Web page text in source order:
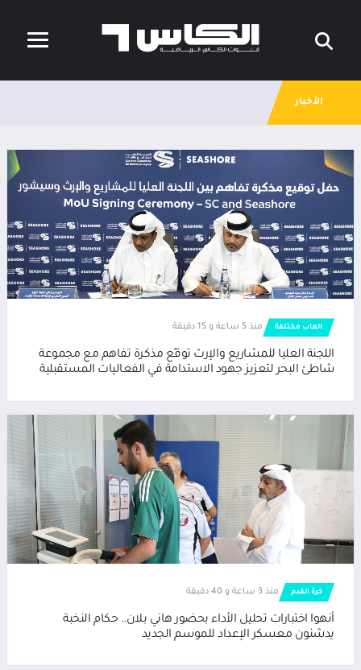
الأخبار
العاب مختلفة منذ 5 ساعة و 15 دقيقة
اللجنة العليا للمشاريع والإرث توقّع مذكرة تفاهم مع مجموعة
شاطئ البحر لتعزيز جهود الاستدامة في الفعاليات المستقبلية
كرة القدم منذ 3 ساعة و 40 دقيقة
أنهوا اختبارات تحليل الأداء بحضور هاني بلان.. حكام النخبة
يدشنون معسكر الإعداد للموسم الجديد